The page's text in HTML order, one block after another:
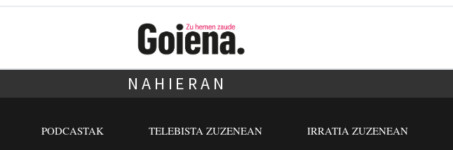
NAHIERAN
PODCASTAK TELEBISTA ZUZENEAN IRRATIA ZUZENEAN